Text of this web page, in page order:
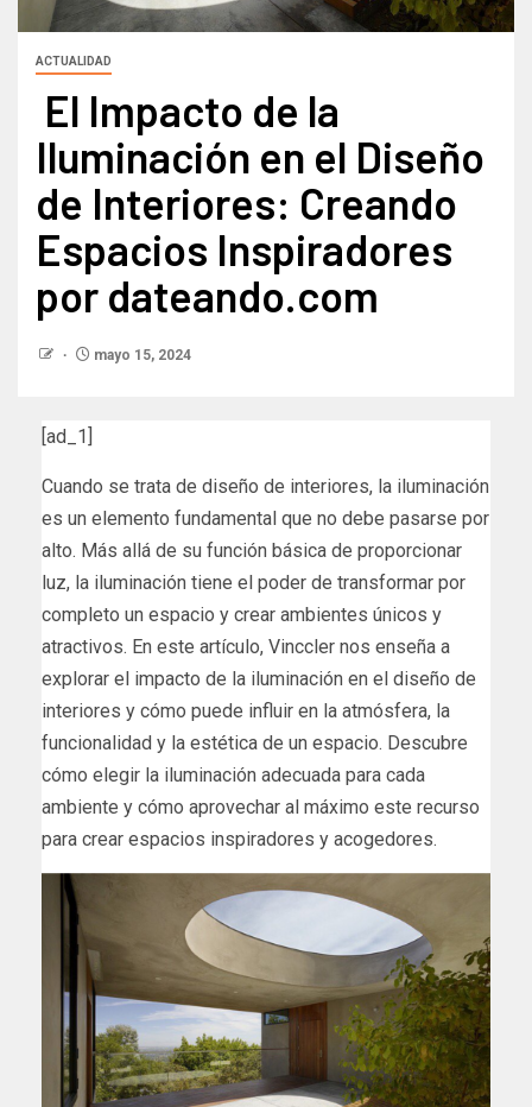
ACTUALIDAD
El Impacto de la
Iluminación en el Diseño
de Interiores: Creando
Espacios Inspiradores
por dateando.com
mayo 15, 2024
[ad_1]
Cuando se trata de diseño de interiores, la iluminación
es un elemento fundamental que no debe pasarse por
alto. Más allá de su función básica de proporcionar
luz, la iluminación tiene el poder de transformar por
completo un espacio y crear ambientes únicos y
atractivos. En este artículo, Vinccler nos enseña a
explorar el impacto de la iluminación en el diseño de
interiores y cómo puede influir en la atmósfera, la
funcionalidad y la estética de un espacio. Descubre
cómo elegir la iluminación adecuada para cada
ambiente y cómo aprovechar al máximo este recurso
para crear espacios inspiradores y acogedores.